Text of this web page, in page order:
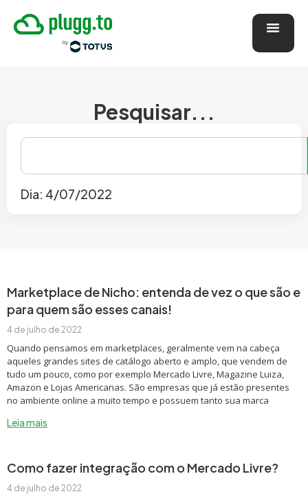
Pesquisar...
Dia: 4/07/2022
Marketplace de Nicho: entenda de vez o que são e
para quem são esses canais!
4 de julho de 2022
Quando pensamos em marketplaces, geralmente vem na cabeça
aqueles grandes sites de catálogo aberto e amplo, que vendem de
tudo um pouco, como por exemplo Mercado Livre, Magazine Luiza,
Amazon e Lojas Americanas. São empresas que já estão presentes
no ambiente online a muito tempo e possuem tanto sua marca
Leia mais
Como fazer integração com o Mercado Livre?
4 de julho de 2022